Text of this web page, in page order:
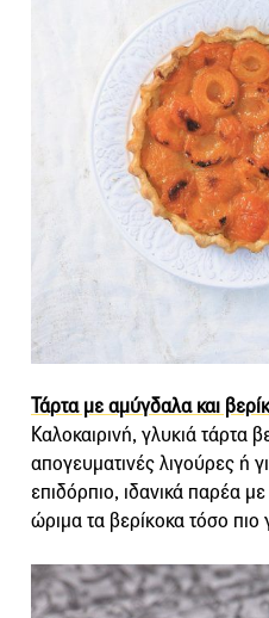
Τάρτα με αμύγδαλα και
Καλοκαιρινή, γλυκιά τάρτα
απογευματινές λιγούρες ή
επιδόρπιο, ιδανικά παρέα
ώριμα τα βερίκοκα τόσο